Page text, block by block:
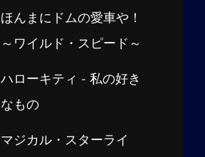
ほんまにドムの愛車や！
～ワイルド・スピード～
ハローキティ - 私の好き
なもの
マジカル・スターライ